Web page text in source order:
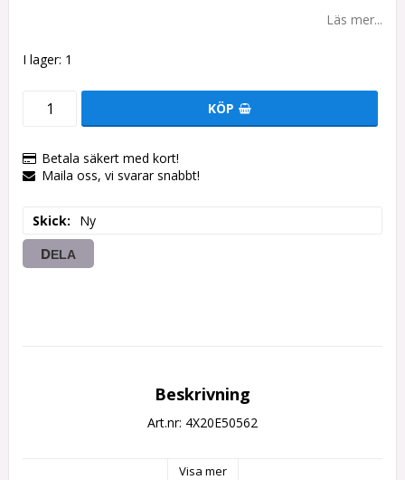
Läs mer...
I lager: 1
KÖP
Betala säkert med kort!
Maila oss, vi svarar snabbt!
Skick Ny
DELA
Beskrivning
Art.nr: 4X20E50562
Visa mer